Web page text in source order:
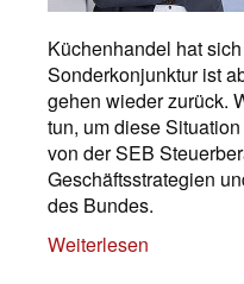
Küchenhandel hat
Sonderkonjunktur ist
gehen wieder zurück.
tun, um diese
von der SEB
Geschäftsstrategien
des Bundes.
Weiterlesen